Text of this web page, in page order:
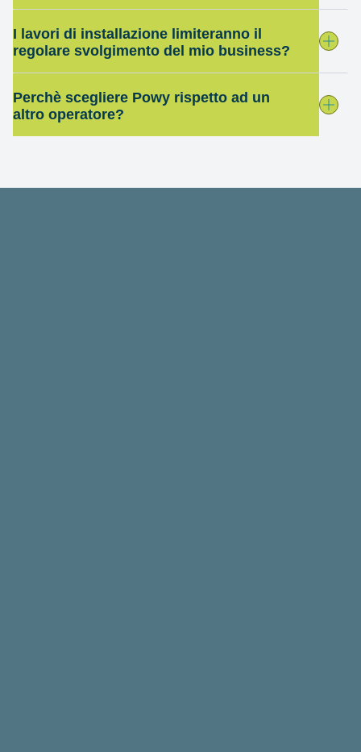
I lavori di installazione limiteranno il
regolare svolgimento del mio business?
Perchè scegliere Powy rispetto ad un
altro operatore?